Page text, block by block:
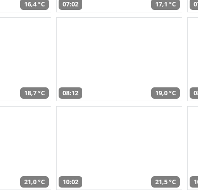
16,4 °C 07:02 17,1 °C
18,7 °C 08:12 19,0 °C
21,0 °C 10:02 21,5 °C